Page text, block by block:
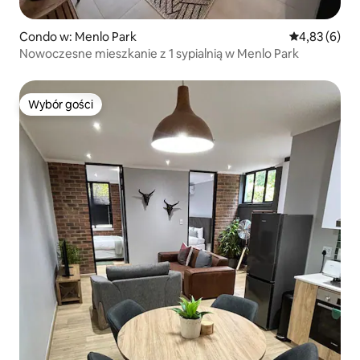
Condo w: Menlo Park Średnia
4,83 (6)
Nowoczesne mieszkanie z 1 sypialnią w Menlo Park
Wybór gości
Wybór gości